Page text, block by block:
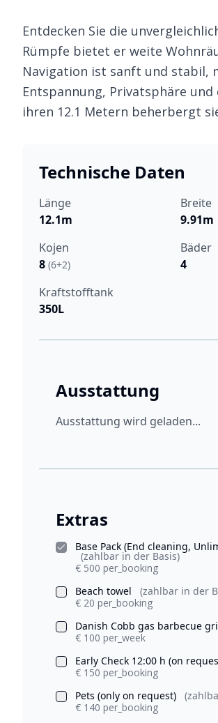
Entdecken Sie die
Rümpfe bietet er weite
Navigation ist sanft und stabil,
Entspannung, Privatsphäre
ihren 12.1 Metern beherbergt
Technische Daten
Länge
12.1m
Breite
9.91m
Kojen
8 (6+2)
Bäder
4
Kraftstofftank
350L
Ausstattung
Ausstattung wird geladen...
Extras
Base Pack (End cleaning,
(zahlbar in der Basis)
€ 500 per_booking
Beach towel
(zahlbar in der
€ 20 per_booking
Danish Cobb gas barbecue
€ 100 per_week
Early Check 12:00 h (on
€ 150 per_booking
Pets (only on request)
€ 140 per_booking